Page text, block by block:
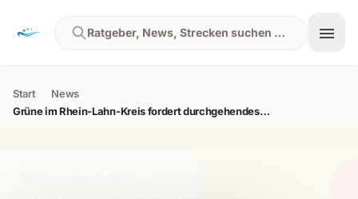
Ratgeber, News, Strecken suchen …
Start
News
Grüne im Rhein-Lahn-Kreis fordert durchgehendes…